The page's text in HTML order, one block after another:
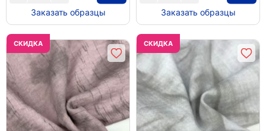
Заказать образцы Заказать образцы
CКИДКА CКИДКА